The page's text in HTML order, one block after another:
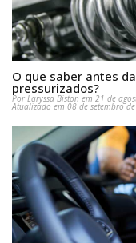
O que saber antes
pressurizados?
Por Laryssa Biston em 21 de
Atualizado em 08 de setembro